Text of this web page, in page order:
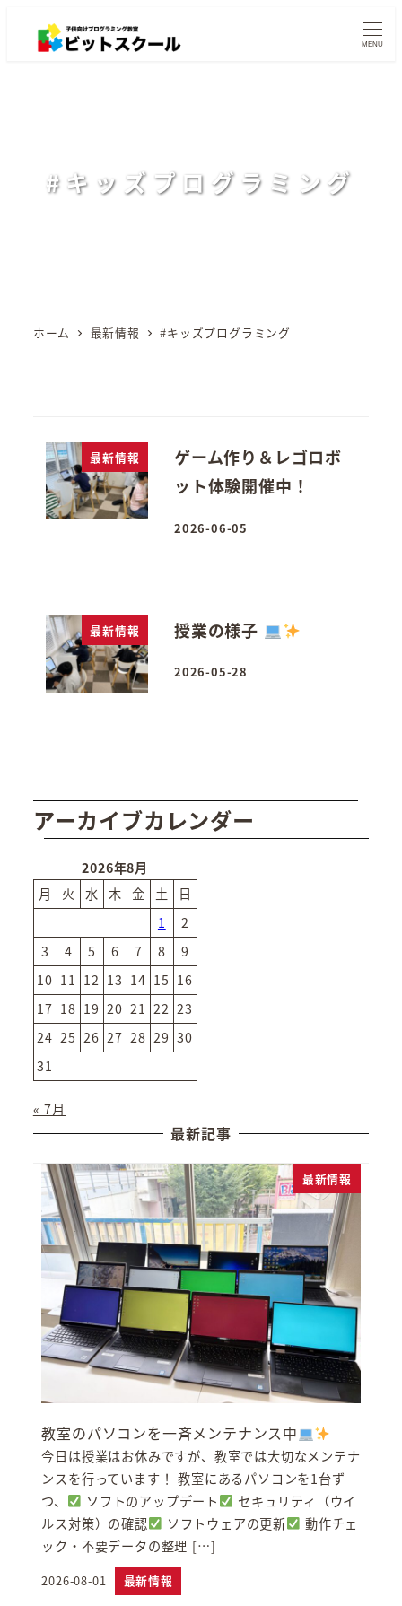
MENU
#キッズプログラミング
ホーム 最新情報 #キッズプログラミング
最新情報
ゲーム作り＆レゴロボ
ット体験開催中！
投稿日
2026-06-05
最新情報 授業の様子
投稿日
2026-05-28
アーカイブカレンダー
2026年8月
月
火 水 木 金 土
日
1
2
3
4 5 6 7 8
9
10 11 12 13 14 15 16
17 18 19 20 21 22 23
24 25 26 27 28 29 30
31
« 7月
最新記事
最新情報
教室のパソコンを一斉メンテナンス中
今日は授業はお休みですが、教室では大切なメンテナ
ンスを行っています！ 教室にあるパソコンを1台ず
つ、
ソフトのアップデート
セキュリティ（ウイ
ルス対策）の確認
ソフトウェアの更新
動作チェ
ック・不要データの整理 […]
投稿日
2026-08-01 最新情報